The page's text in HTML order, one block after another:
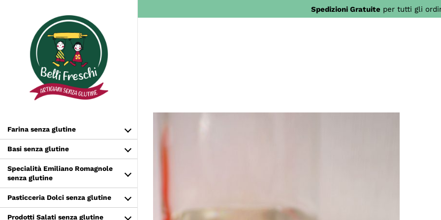
contenuto
Farina senza glutine
Basi senza glutine
Specialità Emiliano Romagnole
senza glutine
Pasticceria Dolci senza glutine
Prodotti Salati senza glutine
Spedizioni Gratuiteper tutti gli